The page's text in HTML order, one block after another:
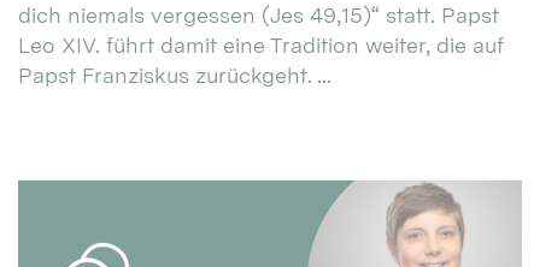
dich niemals vergessen (Jes 49,15)“ statt. Papst
Leo XIV. führt damit eine Tradition weiter, die auf
Papst Franziskus zurückgeht. ...